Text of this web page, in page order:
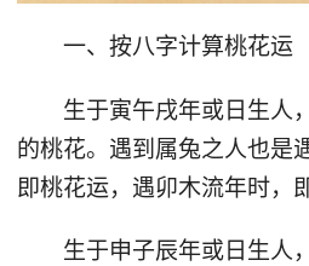
一、按八字计算桃花运
生于寅午戌年或日生人
的桃花。遇到属兔之人也是
即桃花运，遇卯木流年时，
生于申子辰年或日生人